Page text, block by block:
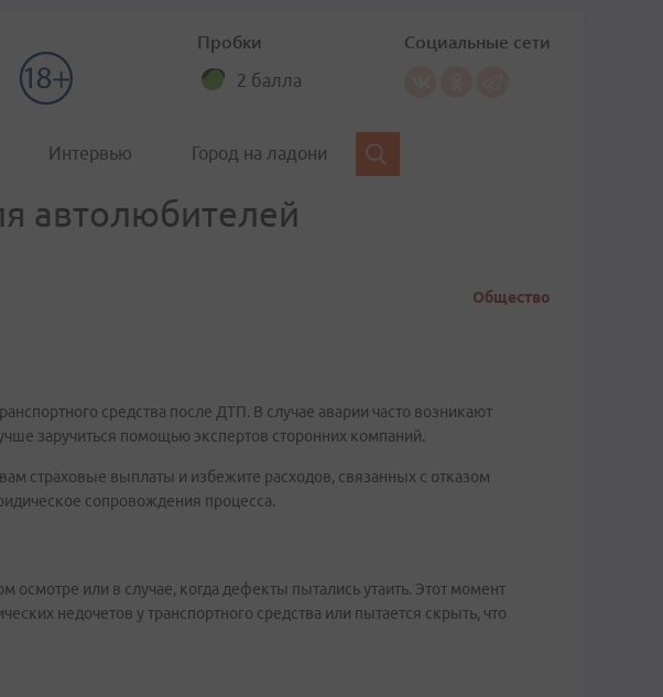
Пробки
2 балла
Социальные сети
Интервью Город на ладони
автолюбителей
Общество
средства после ДТП. В случае аварии часто возникают
заручиться помощью экспертов сторонних компаний.
страховые выплаты и избежите расходов, связанных с отказом
сопровождения процесса.
или в случае, когда дефекты пытались утаить. Этот момент
недочетов у транспортного средства или пытается скрыть, что